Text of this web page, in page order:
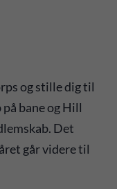
og stille dig til
bane og Hill
Det
går videre til